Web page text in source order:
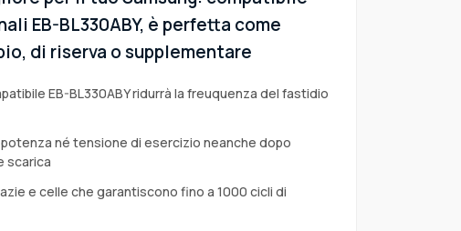
EB-BL330ABY, è perfetta come
di riserva o supplementare
EB-BL330ABY ridurrà la freuquenza del fastidio
né tensione di esercizio neanche dopo
scarica
e celle che garantiscono fino a 1000 cicli di